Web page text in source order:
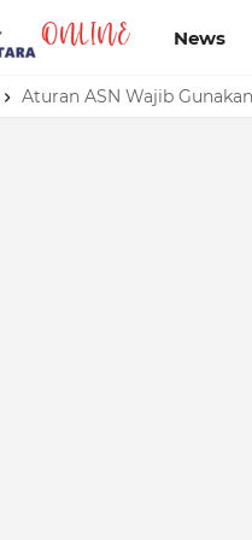
News
Aturan ASN Wajib